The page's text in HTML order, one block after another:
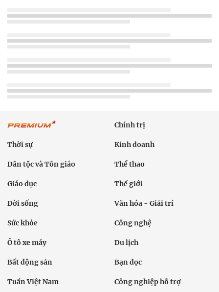
Chính trị
Thời sự Kinh doanh
Dân tộc và Tôn giáo Thể thao
Giáo dục Thế giới
Đời sống Văn hóa - Giải trí
Sức khỏe Công nghệ
Ô tô xe máy Du lịch
Bất động sản Bạn đọc
Tuần Việt Nam Công nghiệp hỗ trợ